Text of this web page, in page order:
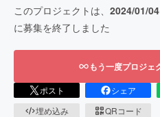
このプロジェクトは、 2024/01/04
に募集を終了しました
もう一度プロジェ
ポスト シェア
埋め込み
QRコード